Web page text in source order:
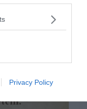
Privacy Policy